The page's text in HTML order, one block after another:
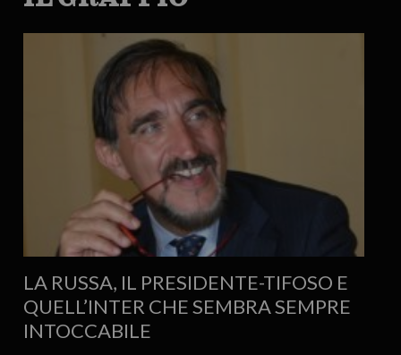
LA RUSSA, IL PRESIDENTE-TIFOSO E
QUELL’INTER CHE SEMBRA SEMPRE
INTOCCABILE